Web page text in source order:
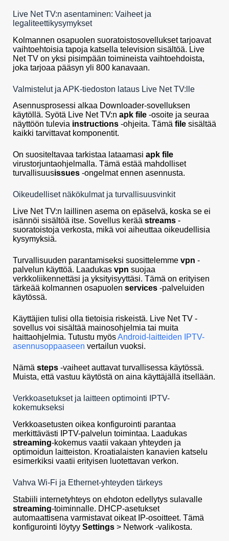
Live Net TV:n asentaminen: Vaiheet ja
legaliteettikysymykset
Kolmannen osapuolen suoratoistosovellukset tarjoavat
vaihtoehtoisia tapoja katsella television sisältöä. Live
Net TV on yksi pisimpään toimineista vaihtoehdoista,
joka tarjoaa pääsyn yli 800 kanavaan.
Valmistelut ja APK-tiedoston lataus Live Net TV:lle
Asennusprosessi alkaa Downloader-sovelluksen
käytöllä. Syötä Live Net TV:n apk file -osoite ja seuraa
näyttöön tulevia instructions -ohjeita. Tämä file sisältää
kaikki tarvittavat komponentit.
On suositeltavaa tarkistaa lataamasi apk file
virustorjuntaohjelmalla. Tämä estää mahdolliset
turvallisuusissues -ongelmat ennen asennusta.
Oikeudelliset näkökulmat ja turvallisuusvinkit
Live Net TV:n laillinen asema on epäselvä, koska se ei
isännöi sisältöä itse. Sovellus kerää streams -
suoratoistoja verkosta, mikä voi aiheuttaa oikeudellisia
kysymyksiä.
Turvallisuuden parantamiseksi suosittelemme vpn -
palvelun käyttöä. Laadukas vpn suojaa
verkkoliikennettäsi ja yksityisyyttäsi. Tämä on erityisen
tärkeää kolmannen osapuolen services -palveluiden
käytössä.
Käyttäjien tulisi olla tietoisia riskeistä. Live Net TV -
sovellus voi sisältää mainosohjelmia tai muita
haittaohjelmia. Tutustu myösAndroid-laitteiden IPTV-
asennusoppaaseen vertailun vuoksi.
Nämä steps -vaiheet auttavat turvallisessa käytössä.
Muista, että vastuu käytöstä on aina käyttäjällä itsellään.
Verkkoasetukset ja laitteen optimointi IPTV-
kokemukseksi
Verkkoasetusten oikea konfigurointi parantaa
merkittävästi IPTV-palvelun toimintaa. Laadukas
streaming-kokemus vaatii vakaan yhteyden ja
optimoidun laitteiston. Kroatialaisten kanavien katselu
esimerkiksi vaatii erityisen luotettavan verkon.
Vahva Wi‑Fi ja Ethernet-yhteyden tärkeys
Stabiili internetyhteys on ehdoton edellytys sulavalle
streaming-toiminnalle. DHCP-asetukset
automaattisena varmistavat oikeat IP-osoitteet. Tämä
konfigurointi löytyy Settings > Network -valikosta.